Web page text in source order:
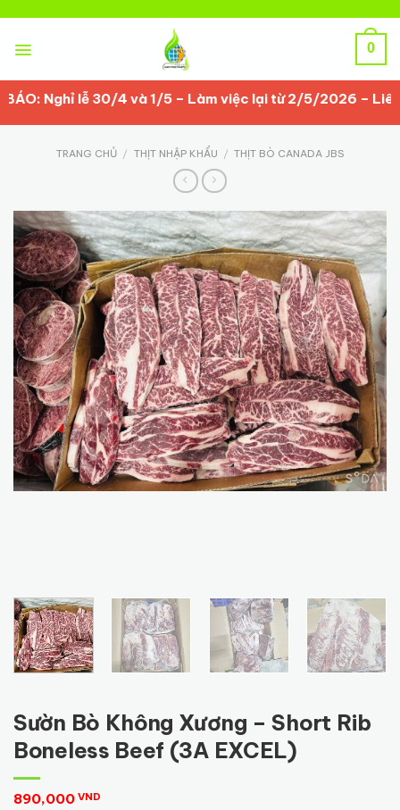
content
0
Nghỉ lễ 30/4 và 1/5 – Làm việc lại từ 2/5/2026 – Liên
TRANG CHỦ / THỊT NHẬP KHẨU / THỊT BÒ CANADA JBS
Sườn Bò Không Xương – Short Rib
Boneless Beef (3A EXCEL)
890,000 VND